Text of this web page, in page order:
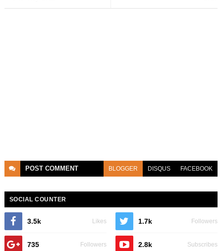
POST COMMENT BLOGGER DISQUS FACEBOOK
SOCIAL COUNTER
3.5k Likes 1.7k Followers
735 Followers 2.8k Subscribes